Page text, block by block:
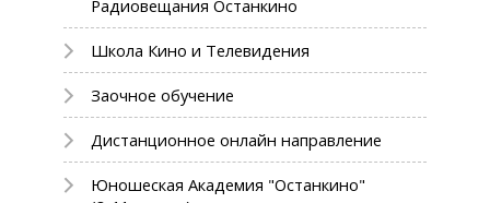
Радиовещания Останкино
Школа Кино и Телевидения
Заочное обучение
Дистанционное онлайн направление
Юношеская Академия "Останкино"